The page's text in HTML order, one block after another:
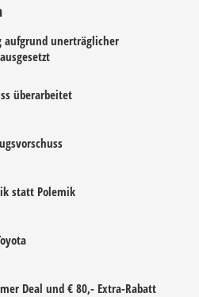
aufgrund unerträglicher
überarbeitet
statt Polemik
Deal und € 80,- Extra-Rabatt